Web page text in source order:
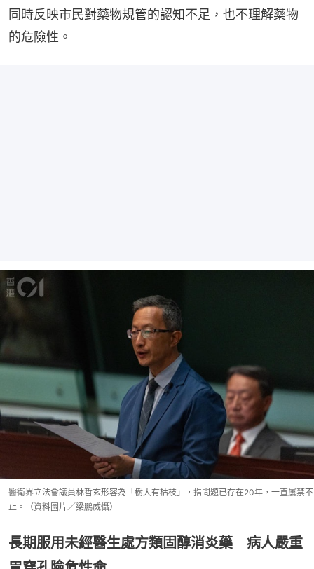
同時反映市民對藥物規管的認知不足，也不理解藥物
的危險性。
醫衛界立法會議員林哲玄形容為「樹大有枯枝」，指問題已存在20年，一直屢禁不
止。（資料圖片／梁鵬威懾）
長期服用未經醫生處方類固醇消炎藥 病人嚴重